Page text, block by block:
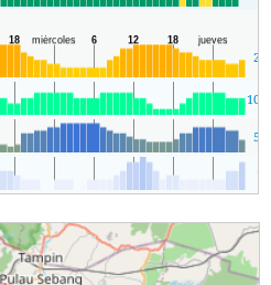
25
59
1